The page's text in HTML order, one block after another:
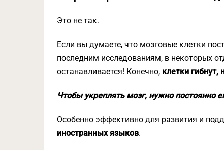
Это не так.
Если вы думаете, что мозговые клетки
последним исследованиям, в некоторых
останавливается! Конечно, клетки
Чтобы укреплять мозг, нужно постоянно
Особенно эффективно для развития и
иностранных языков.